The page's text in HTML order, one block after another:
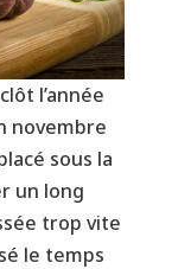
l’année
novembre
sous la
un long
trop vite
le temps